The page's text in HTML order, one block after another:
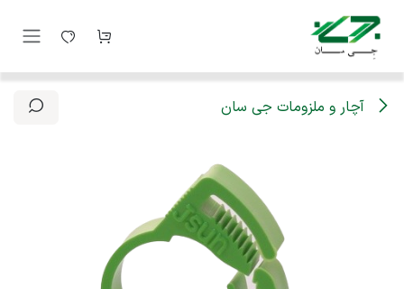
صرف نظر و مشاهده محتوا
آچار و ملزومات جی سان